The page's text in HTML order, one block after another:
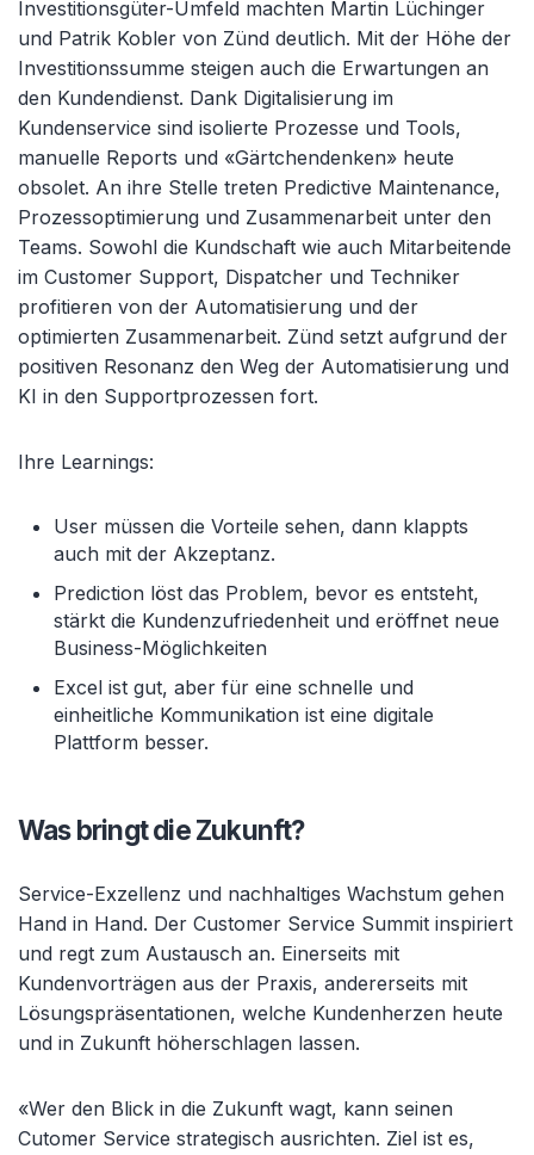
Investitionsgüter-Umfeld machten Martin Lüchinger
und Patrik Kobler von Zünd deutlich. Mit der Höhe der
Investitionssumme steigen auch die Erwartungen an
den Kundendienst. Dank Digitalisierung im
Kundenservice sind isolierte Prozesse und Tools,
manuelle Reports und «Gärtchendenken» heute
obsolet. An ihre Stelle treten Predictive Maintenance,
Prozessoptimierung und Zusammenarbeit unter den
Teams. Sowohl die Kundschaft wie auch Mitarbeitende
im Customer Support, Dispatcher und Techniker
profitieren von der Automatisierung und der
optimierten Zusammenarbeit. Zünd setzt aufgrund der
positiven Resonanz den Weg der Automatisierung und
KI in den Supportprozessen fort.
Ihre Learnings:
User müssen die Vorteile sehen, dann klappts
auch mit der Akzeptanz.
Prediction löst das Problem, bevor es entsteht,
stärkt die Kundenzufriedenheit und eröffnet neue
Business-Möglichkeiten
Excel ist gut, aber für eine schnelle und
einheitliche Kommunikation ist eine digitale
Plattform besser.
Was bringt die Zukunft?
Service-Exzellenz und nachhaltiges Wachstum gehen
Hand in Hand. Der Customer Service Summit inspiriert
und regt zum Austausch an. Einerseits mit
Kundenvorträgen aus der Praxis, andererseits mit
Lösungspräsentationen, welche Kundenherzen heute
und in Zukunft höherschlagen lassen.
«Wer den Blick in die Zukunft wagt, kann seinen
Cutomer Service strategisch ausrichten. Ziel ist es,